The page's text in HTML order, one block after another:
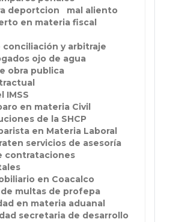
deportcion
mal aliento
en materia fiscal
y arbitraje
ojo de agua
obra publica
IMSS
en materia Civil
de la SHCP
en Materia Laboral
servicios de asesoría
contrataciones
en Coacalco
multas de profepa
en materia aduanal
secretaria de desarrollo